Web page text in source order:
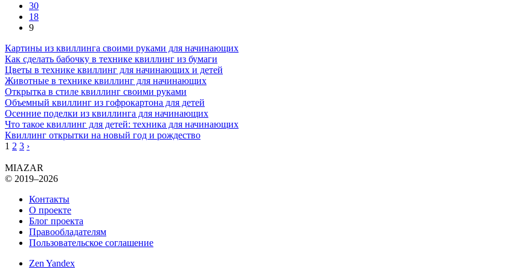
30
18
9
Картины из квиллинга своими руками для начинающих
Как сделать бабочку в технике квиллинг из бумаги
Цветы в технике квиллинг для начинающих и детей
Животные в технике квиллинг для начинающих
Открытка в стиле квиллинг своими руками
Объемный квиллинг из гофрокартона для детей
Осенние поделки из квиллинга для начинающих
Что такое квиллинг для детей: техника для начинающих
Квиллинг открытки на новый год и рождество
1 2 3 ›
MIAZAR
© 2019–2026
Контакты
О проекте
Блог проекта
Правообладателям
Пользовательское соглашение
Zen Yandex